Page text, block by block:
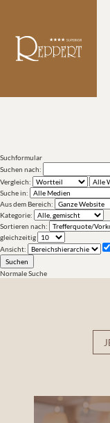
Suchformular
Suchen nach:
Vergleich:
Suche in:
Aus dem Bereich:
Kategorie:
Sortieren nach:
gleichzeitig
Ansicht:
Normale Suche